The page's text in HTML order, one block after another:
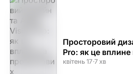
Просторовий
Pro: як це
дизайнерів
квітень 17·7 хв